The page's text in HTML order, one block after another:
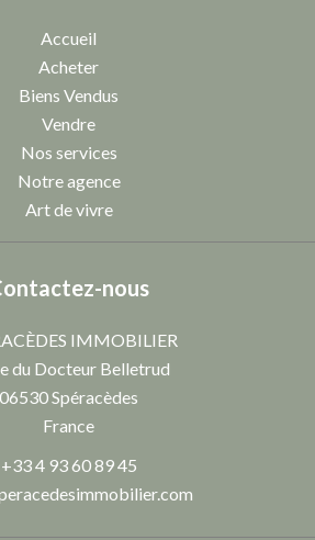
Accueil
Acheter
Biens Vendus
Vendre
Nos services
Notre agence
Art de vivre
nous
IMMOBILIER
du Docteur Belletrud
06530Spéracèdes
France
+33 4 93 60 89 45